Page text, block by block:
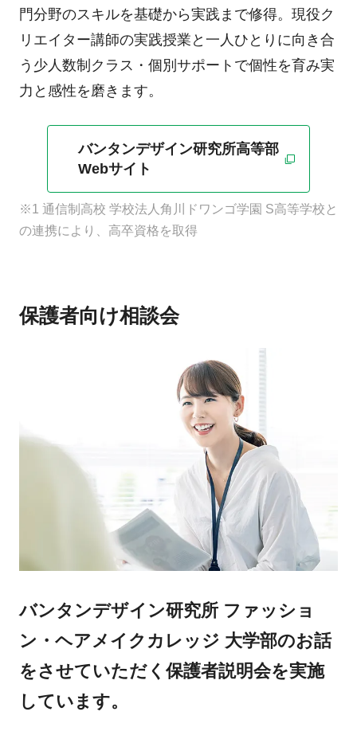
門分野のスキルを基礎から実践まで修得。現役ク
リエイター講師の実践授業と一人ひとりに向き合
う少人数制クラス・個別サポートで個性を育み実
力と感性を磨きます。
バンタンデザイン研究所高等部
Webサイト
※1 通信制高校 学校法人角川ドワンゴ学園 S高等学校と
の連携により、高卒資格を取得
保護者向け相談会
バンタンデザイン研究所 ファッショ
ン・ヘアメイクカレッジ 大学部のお話
をさせていただく保護者説明会を実施
しています。